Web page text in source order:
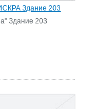
Здание 203
Здание 203